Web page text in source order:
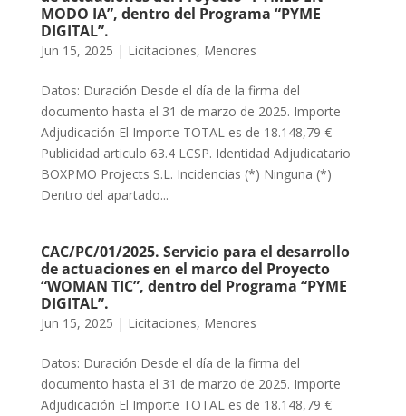
MODO IA”, dentro del Programa “PYME
DIGITAL”.
Jun 15, 2025 | Licitaciones, Menores
Datos: Duración Desde el día de la firma del
documento hasta el 31 de marzo de 2025. Importe
Adjudicación El Importe TOTAL es de 18.148,79 €
Publicidad articulo 63.4 LCSP. Identidad Adjudicatario
BOXPMO Projects S.L. Incidencias (*) Ninguna (*)
Dentro del apartado...
CAC/PC/01/2025. Servicio para el desarrollo
de actuaciones en el marco del Proyecto
“WOMAN TIC”, dentro del Programa “PYME
DIGITAL”.
Jun 15, 2025 | Licitaciones, Menores
Datos: Duración Desde el día de la firma del
documento hasta el 31 de marzo de 2025. Importe
Adjudicación El Importe TOTAL es de 18.148,79 €